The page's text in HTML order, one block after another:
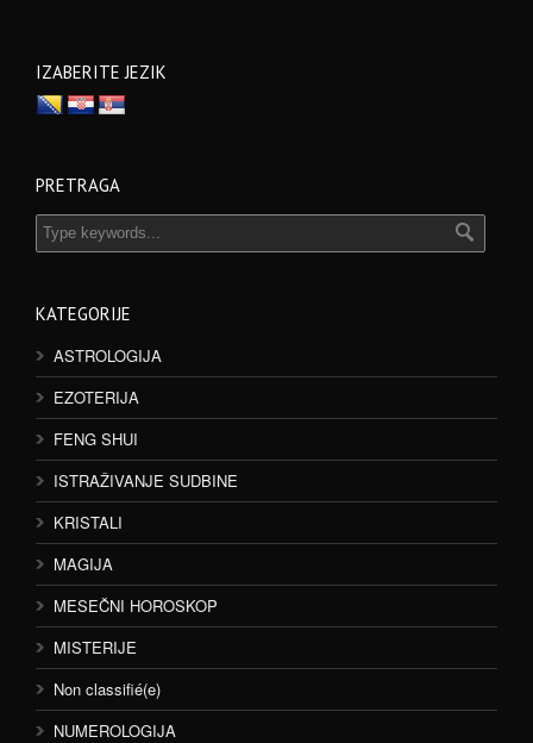
IZABERITE JEZIK
PRETRAGA
KATEGORIJE
ASTROLOGIJA
EZOTERIJA
FENG SHUI
ISTRAŽIVANJE SUDBINE
KRISTALI
MAGIJA
MESEČNI HOROSKOP
MISTERIJE
Non classifié(e)
NUMEROLOGIJA